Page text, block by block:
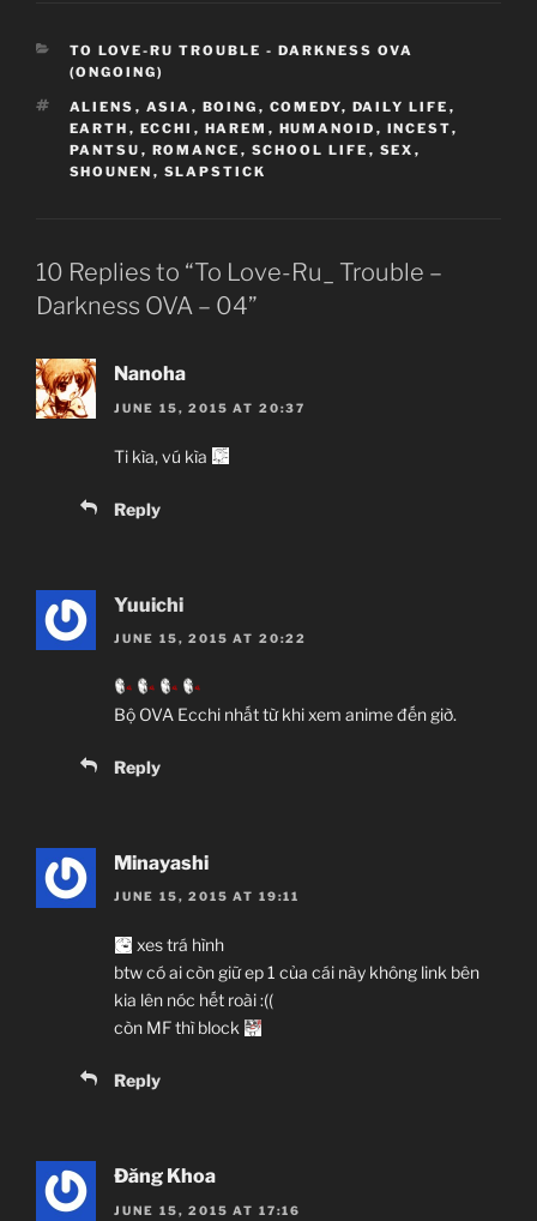
CATEGORIES
TO LOVE-RU TROUBLE - DARKNESS OVA
(ONGOING)
TAGS
ALIENS , ASIA , BOING , COMEDY, DAILY LIFE ,
EARTH , ECCHI , HAREM , HUMANOID , INCEST,
PANTSU , ROMANCE , SCHOOL LIFE , SEX ,
SHOUNEN , SLAPSTICK
10 Replies to “To Love-Ru_ Trouble –
Darkness OVA – 04”
Nanoha
JUNE 15, 2015 AT 20:37
Ti kìa, vú kìa
Reply
Yuuichi
JUNE 15, 2015 AT 20:22
Bộ OVA Ecchi nhất từ khi xem anime đến giờ.
Reply
Minayashi
JUNE 15, 2015 AT 19:11
xes trá hình
btw có ai còn giữ ep 1 của cái này không link bên
kia lên nóc hết roài :((
còn MF thì block
Reply
Đăng Khoa
JUNE 15, 2015 AT 17:16